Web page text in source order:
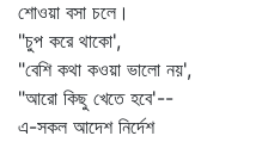
শোওয়া বসা চলে।
"চুপ করে থাকো',
"বেশি কথা কওয়া ভালো নয়',
"আরো কিছু খেতে হবে'--
এ-সকল আদেশ নির্দেশ